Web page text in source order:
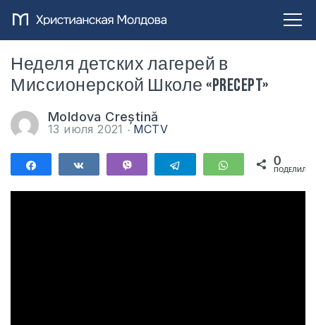
Неделя детских лагерей в
Миссионерской Школе «Precept»
Moldova Creștină
13 июля 2021 MCTV
ПоделитьсяПоделиться Telegram WhatsApp
0